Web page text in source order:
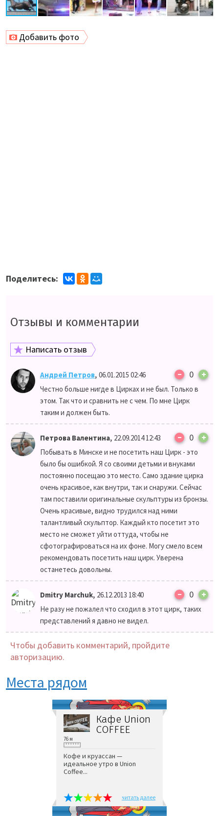
Добавить фото
Поделитесь:
Отзывы и комментарии
Написать отзыв
Андрей Петров, 06.01.2015 02:46 – 0 +
Честно больше нигде в Цирках и не был. Только в
этом. Так что и сравнить не с чем. По мне Цирк
таким и должен быть.
Петрова Валентина, 22.09.2014 12:43 – 0 +
Побывать в Минске и не посетить наш Цирк - это
было бы ошибкой. Я со своими детьми и внуками
постоянно посещаю это место. Само здание цирка
очень красивое, как внутри, так и снаружи. Сейчас
там поставили оригинальные скульптуры из бронзы.
Очень красивые, видно трудился над ними
талантливый скульптор. Каждый кто посетит это
место не сможет уйти оттуда, чтобы не
сфотографироваться на их фоне. Могу смело всем
рекомендовать посетить наш цирк. Уверена
останетесь довольны.
Dmitry Marchuk, 26.12.2013 18:40 – 0 +
Не разу не пожалел что сходил в этот цирк, таких
представлений я давно не видел.
Чтобы добавить комментарий, пройдите
авторизацию.
Места рядом
Кафе Union
COFFEE
76 м
Кофе и круассан —
идеальное утро в Union
Coffee...
читать далее